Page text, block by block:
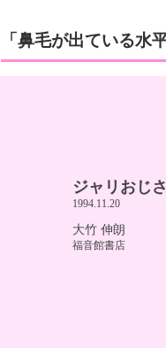
「鼻毛が出ている水